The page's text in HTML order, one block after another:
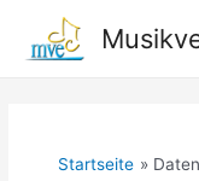
springen
Startseite